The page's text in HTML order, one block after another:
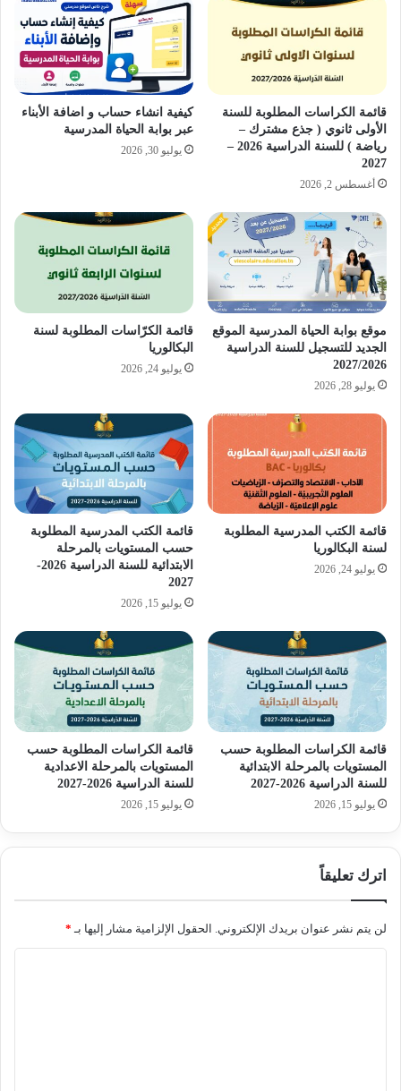
قائمة الكراسات المطلوبة للسنة
الأولى ثانوي ( جذع مشترك –
رياضة ) للسنة الدراسية 2026 –
2027
أغسطس 2, 2026
كيفية انشاء حساب و اضافة الأبناء
عبر بوابة الحياة المدرسية
يوليو 30, 2026
موقع بوابة الحياة المدرسية الموقع
الجديد للتسجيل للسنة الدراسية
2027/2026
يوليو 28, 2026
قائمة الكرّاسات المطلوبة لسنة
البكالوريا
يوليو 24, 2026
قائمة الكتب المدرسية المطلوبة
لسنة البكالوريا
يوليو 24, 2026
قائمة الكتب المدرسية المطلوبة
حسب المستويات بالمرحلة
الابتدائية للسنة الدراسية 2026-
2027
يوليو 15, 2026
قائمة الكراسات المطلوبة حسب
المستويات بالمرحلة الابتدائية
للسنة الدراسية 2026-2027
يوليو 15, 2026
قائمة الكراسات المطلوبة حسب
المستويات بالمرحلة الاعدادية
للسنة الدراسية 2026-2027
يوليو 15, 2026
اترك تعليقاً
لن يتم نشر عنوان بريدك الإلكتروني. الحقول الإلزامية مشار إليها بـ *